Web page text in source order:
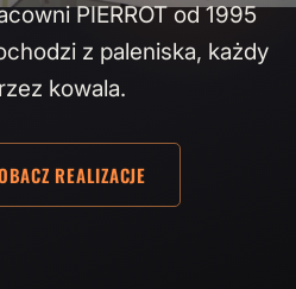
PIERROT od 1995
z paleniska, każdy
kowala.
REALIZACJE